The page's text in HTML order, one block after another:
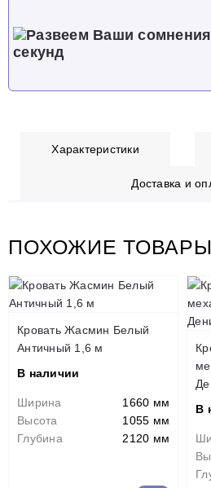
Характеристики
Доставка и
ПОХОЖИЕ ТОВАРЫ
Кровать Жасмин Белый
Античный 1,6 м
В наличии
Ширина
1660 мм
Высота
1055 мм
Глубина
2120 мм
В